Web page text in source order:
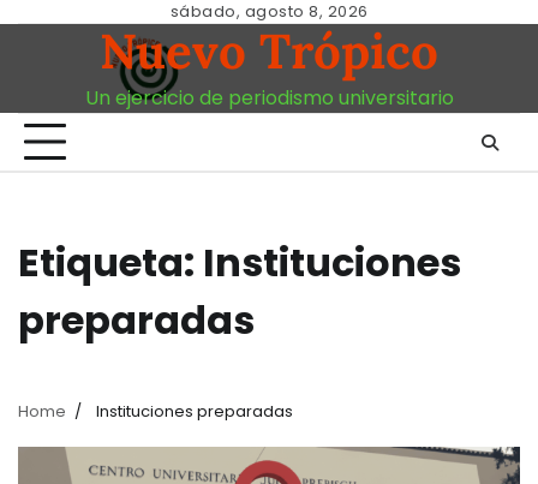
sábado, agosto 8, 2026
Nuevo Trópico
Un ejercicio de periodismo universitario
Etiqueta: Instituciones
preparadas
Home Instituciones preparadas